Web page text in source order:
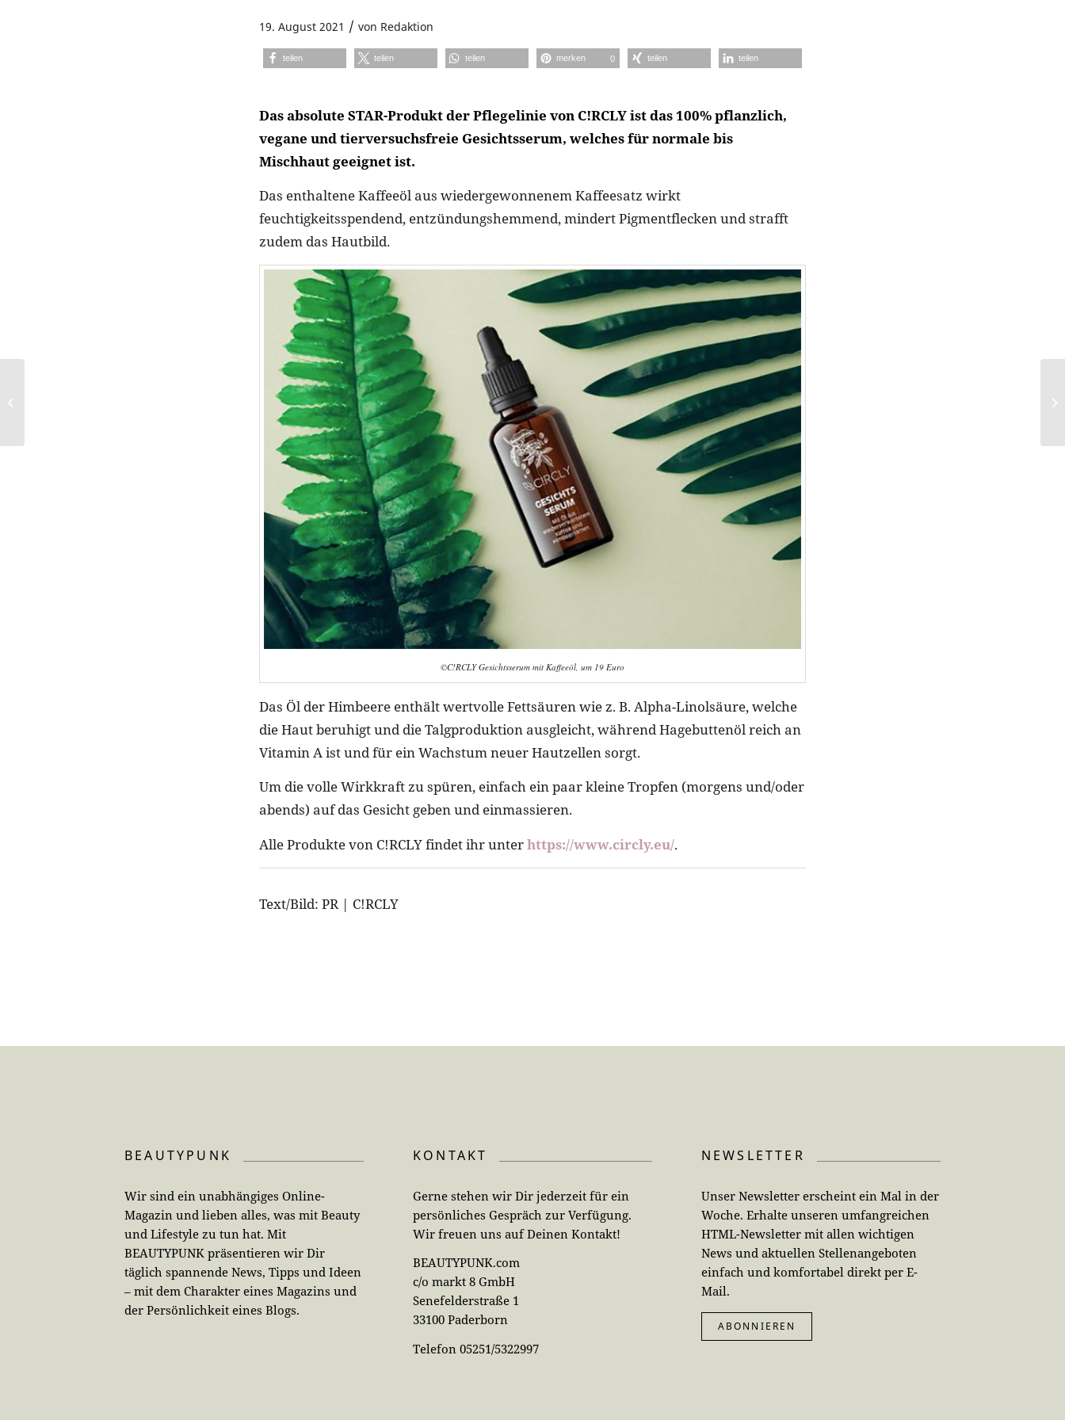
19. August 2021 / von Redaktion
teilen teilen teilen merken 0 teilen teilen
Das absolute STAR-Produkt der Pflegelinie von C!RCLY ist das 100% pflanzlich,
vegane und tierversuchsfreie Gesichtsserum, welches für normale bis
Mischhaut geeignet ist.
Das enthaltene Kaffeeöl aus wiedergewonnenem Kaffeesatz wirkt
feuchtigkeitsspendend, entzündungshemmend, mindert Pigmentflecken und strafft
zudem das Hautbild.
©C!RCLY Gesichtsserum mit Kaffeeöl, um 19 Euro
Das Öl der Himbeere enthält wertvolle Fettsäuren wie z. B. Alpha-Linolsäure, welche
die Haut beruhigt und die Talgproduktion ausgleicht, während Hagebuttenöl reich an
Vitamin A ist und für ein Wachstum neuer Hautzellen sorgt.
Um die volle Wirkkraft zu spüren, einfach ein paar kleine Tropfen (morgens und/oder
abends) auf das Gesicht geben und einmassieren.
Alle Produkte von C!RCLY findet ihr unterhttps://www.circly.eu/.
Text/Bild: PR | C!RCLY
BEAUTYPUNK
Wir sind ein unabhängiges Online-
Magazin und lieben alles, was mit Beauty
und Lifestyle zu tun hat. Mit
BEAUTYPUNK präsentieren wir Dir
täglich spannende News, Tipps und Ideen
– mit dem Charakter eines Magazins und
der Persönlichkeit eines Blogs.
KONTAKT
Gerne stehen wir Dir jederzeit für ein
persönliches Gespräch zur Verfügung.
Wir freuen uns auf Deinen Kontakt!
BEAUTYPUNK.com
c/o markt 8 GmbH
Senefelderstraße 1
33100 Paderborn
Telefon 05251/5322997
NEWSLETTER
Unser Newsletter erscheint ein Mal in der
Woche. Erhalte unseren umfangreichen
HTML-Newsletter mit allen wichtigen
News und aktuellen Stellenangeboten
einfach und komfortabel direkt per E-
Mail.
ABONNIEREN